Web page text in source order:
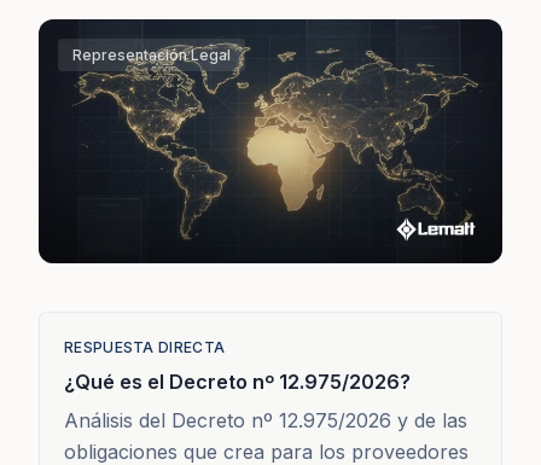
Representación Legal
RESPUESTA DIRECTA
¿Qué es el Decreto nº 12.975/2026?
Análisis del Decreto nº 12.975/2026 y de las
obligaciones que crea para los proveedores